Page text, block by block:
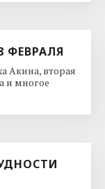
ФЕВРАЛЯ
Акина, вторая
и многое